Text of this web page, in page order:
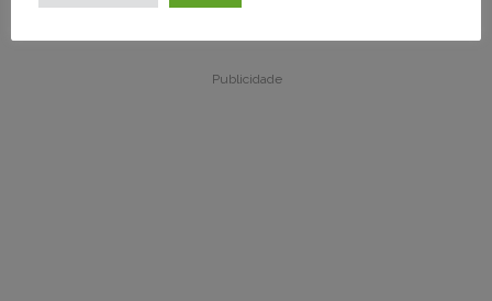
Publicidade
Publicidade